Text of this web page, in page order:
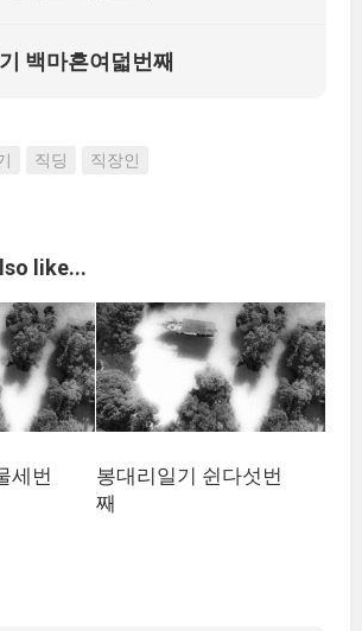
백마흔여덟번째
직딩 직장인
like...
세번
봉대리일기 쉰다섯번
째